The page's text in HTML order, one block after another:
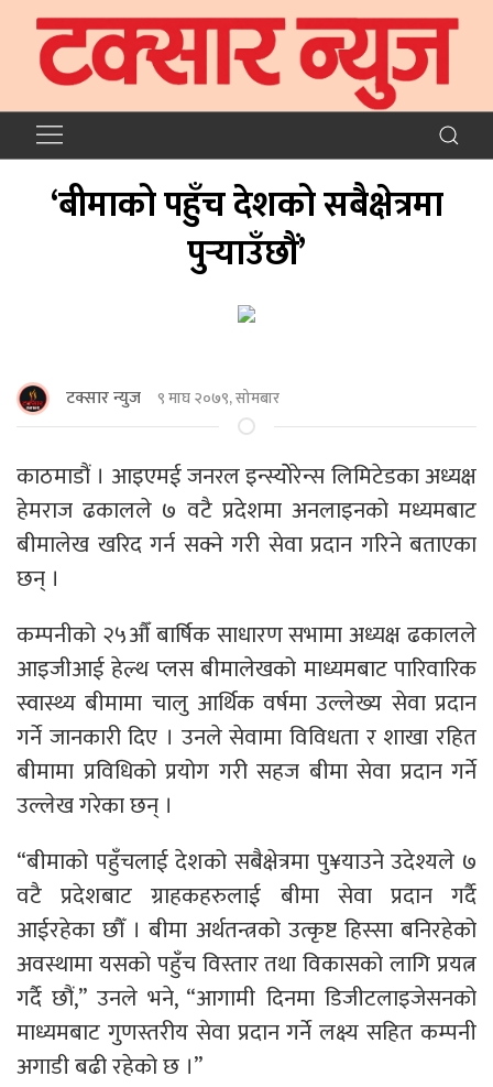
‘बीमाको पहुँच देशको सबैक्षेत्रमा
पुर्‍याउँछौं’
टक्सार न्युज ९ माघ २०७९, सोमबार
काठमाडौं । आइएमई जनरल इन्स्योेरेन्स लिमिटेडका अध्यक्ष
हेमराज ढकालले ७ वटै प्रदेशमा अनलाइनको मध्यमबाट
बीमालेख खरिद गर्न सक्ने गरी सेवा प्रदान गरिने बताएका
छन् ।
कम्पनीको २५औँ बार्षिक साधारण सभामा अध्यक्ष ढकालले
आइजीआई हेल्थ प्लस बीमालेखको माध्यमबाट पारिवारिक
स्वास्थ्य बीमामा चालु आर्थिक वर्षमा उल्लेख्य सेवा प्रदान
गर्ने जानकारी दिए । उनले सेवामा विविधता र शाखा रहित
बीमामा प्रविधिको प्रयोग गरी सहज बीमा सेवा प्रदान गर्ने
उल्लेख गरेका छन् ।
“बीमाको पहुँचलाई देशको सबैक्षेत्रमा पु¥याउने उदेश्यले ७
वटै प्रदेशबाट ग्राहकहरुलाई बीमा सेवा प्रदान गर्दै
आईरहेका छौँ । बीमा अर्थतन्त्रको उत्कृष्ट हिस्सा बनिरहेको
अवस्थामा यसको पहुँच विस्तार तथा विकासको लागि प्रयत्न
गर्दै छौं,” उनले भने, “आगामी दिनमा डिजीटलाइजेसनको
माध्यमबाट गुणस्तरीय सेवा प्रदान गर्ने लक्ष्य सहित कम्पनी
अगाडी बढी रहेको छ ।”